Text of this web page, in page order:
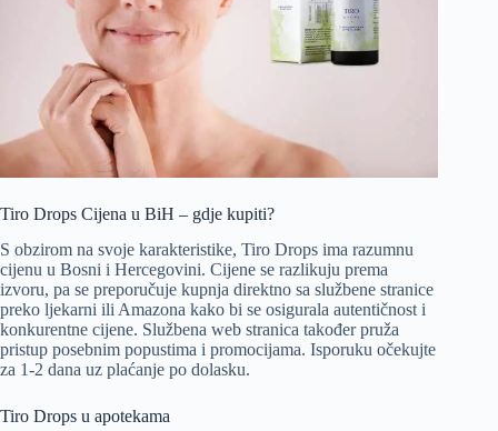
Tiro Drops Cijena u BiH – gdje kupiti?
S obzirom na svoje karakteristike, Tiro Drops ima razumnu
cijenu u Bosni i Hercegovini. Cijene se razlikuju prema
izvoru, pa se preporučuje kupnja direktno sa službene stranice
preko ljekarni ili Amazona kako bi se osigurala autentičnost i
konkurentne cijene. Službena web stranica također pruža
pristup posebnim popustima i promocijama. Isporuku očekujte
za 1-2 dana uz plaćanje po dolasku.
Tiro Drops u apotekama